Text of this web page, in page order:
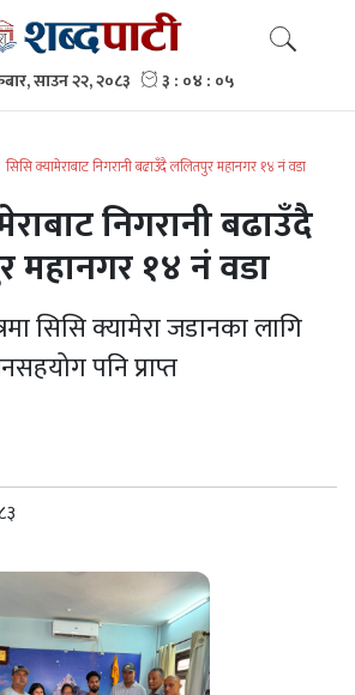
सिसि क्यामेराबाट निगरानी बढाउँदै ललितपुर महानगर १४ नं वडा
निगरानी बढाउँदै
महानगर १४ नं वडा
सिसि क्यामेरा जडानका लागि
पनि प्राप्त